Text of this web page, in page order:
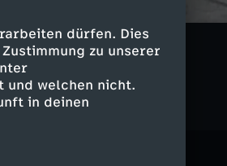
dürfen. Dies
zu unserer
und welchen nicht.
in deinen